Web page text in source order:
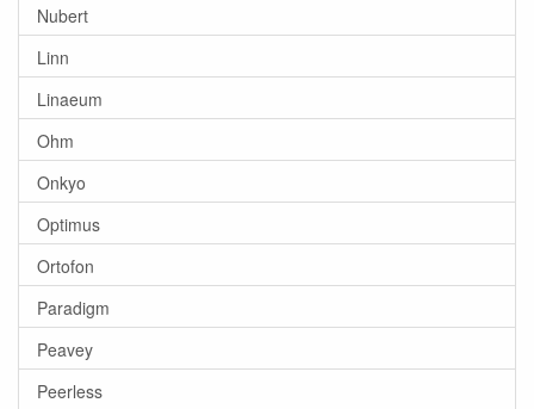
Nubert
Linn
Linaeum
Ohm
Onkyo
Optimus
Ortofon
Paradigm
Peavey
Peerless